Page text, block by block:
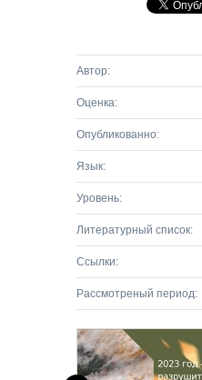
Автор:
Оценка:
Опубликованно:
Язык:
Уровень:
Литературный список:
Ссылки:
Рассмотреный период: